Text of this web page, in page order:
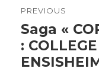
de
l’article
PREVIOUS
Previous
post:
Saga «
: